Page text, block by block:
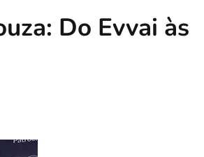
Do Evvai às